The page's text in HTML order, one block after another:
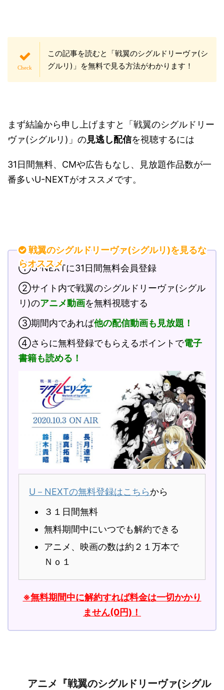
この記事を読むと「戦翼のシグルドリーヴァ(シ
グルリ)」を無料で見る方法がわかります！
まず結論から申し上げますと「戦翼のシグルドリー
ヴァ(シグルリ)」の見逃し配信を視聴するには
31日間無料、CMや広告もなし、見放題作品数が一
番多いU-NEXTがオススメです。
戦翼のシグルドリーヴァ(シグルリ)を見るな
らオススメ
①U-NEXTに31日間無料会員登録
②サイト内で戦翼のシグルドリーヴァ(シグル
リ)のアニメ動画を無料視聴する
③期間内であれば他の配信動画も見放題！
④さらに無料登録でもらえるポイントで電子
書籍も読める！
U－NEXTの無料登録はこちらから
３１日間無料
無料期間中にいつでも解約できる
アニメ、映画の数は約２１万本で
Ｎｏ１
※無料期間中に解約すれば料金は一切かかり
ません(0円)！
アニメ『戦翼のシグルドリーヴァ(シグル